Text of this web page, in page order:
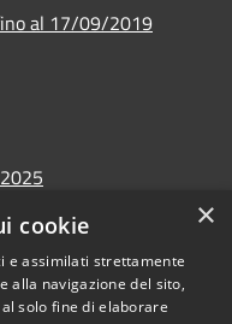
al 17/09/2019
×
cookie
e assimilati strettamente
alla navigazione del sito,
solo fine di elaborare